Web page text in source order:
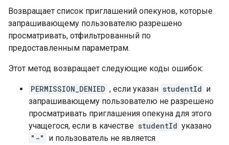
Возвращает список приглашений опекунов, которые
запрашивающему пользователю разрешено
просматривать, отфильтрованный по
предоставленным параметрам.
Этот метод возвращает следующие коды ошибок:
PERMISSION_DENIED , если указан studentId и
запрашивающему пользователю не разрешено
просматривать приглашения опекуна для этого
учащегося, если в качестве studentId указано
"-"
и пользователь не является